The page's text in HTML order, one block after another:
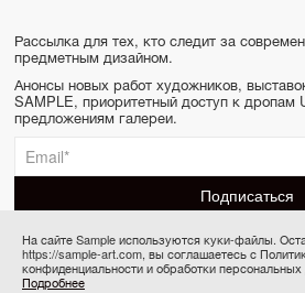
Купить за 80 000 ₽
Рассылка для тех, кто следит за
предметным дизайном.
Анонсы новых работ художников,
SAMPLE, приоритетный доступ к дропам
предложениям галереи.
SAMPLE | Online gallery & Auction © 2022-
Сделано в Апривер
На сайте Sample используются куки-файлы.
https://sample-art.com, вы соглашаетесь с
конфиденциальности и обработки
Подробнее